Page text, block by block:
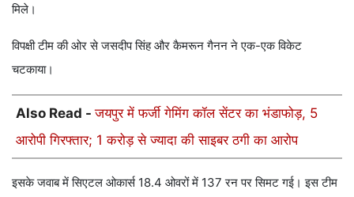
मिले।
विपक्षी टीम की ओर से जसदीप सिंह और कैमरून गैनन ने एक-एक विकेट
चटकाया।
Also Read -जयपुर में फर्जी गेमिंग कॉल सेंटर का भंडाफोड़, 5
आरोपी गिरफ्तार; 1 करोड़ से ज्यादा की साइबर ठगी का आरोप
इसके जवाब में सिएटल ओकार्स 18.4 ओवरों में 137 रन पर सिमट गई। इस टीम